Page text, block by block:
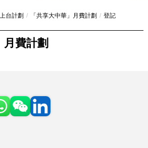
台計劃 / 「共享大中華」月費計劃 / 登記
月費計劃